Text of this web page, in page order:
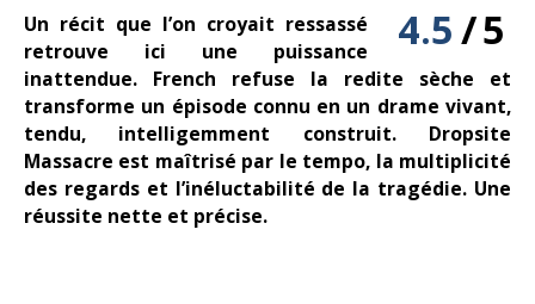
4.5/5
Un récit que l’on croyait ressassé
retrouve ici une puissance
inattendue. French refuse la redite sèche et
transforme un épisode connu en un drame vivant,
tendu, intelligemment construit. Dropsite
Massacre est maîtrisé par le tempo, la multiplicité
des regards et l’inéluctabilité de la tragédie. Une
réussite nette et précise.